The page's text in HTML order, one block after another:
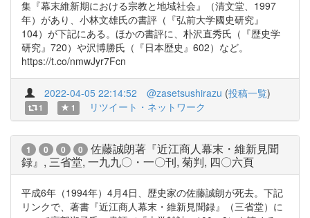
集『幕末維新期における宗教と地域社会』（清文堂、1997
年）があり、小林文雄氏の書評（『弘前大学國史研究』
104）が下記にある。ほかの書評に、朴沢直秀氏（『歴史学
研究』720）や沢博勝氏（『日本歴史』602）など。
https://t.co/nmwJyr7Fcn
2022-04-05 22:14:52 @zasetsushirazu (投稿一覧)
1 1 リツイート・ネットワーク
1 0 0 0
佐藤誠朗著『近江商人幕末・維新見聞
録』, 三省堂, 一九九〇・一〇刊, 菊判, 四〇六頁
平成6年（1994年）4月4日、歴史家の佐藤誠朗が死去。下記
リンクで、著書『近江商人幕末・維新見聞録』（三省堂）に